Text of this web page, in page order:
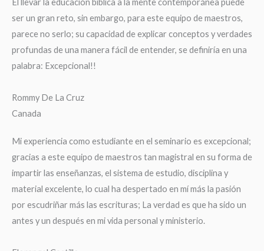
El llevar la educación bíblica a la mente contemporánea puede
ser un gran reto, sin embargo, para este equipo de maestros,
parece no serlo; su capacidad de explicar conceptos y verdades
profundas de una manera fácil de entender, se definiría en una
palabra: Excepcional!!
Rommy De La Cruz
Canada
Mi experiencia como estudiante en el seminario es excepcional;
gracias a este equipo de maestros tan magistral en su forma de
impartir las enseñanzas, el sistema de estudio, disciplina y
material excelente, lo cual ha despertado en mí más la pasión
por escudriñar más las escrituras; La verdad es que ha sido un
antes y un después en mi vida personal y ministerio.